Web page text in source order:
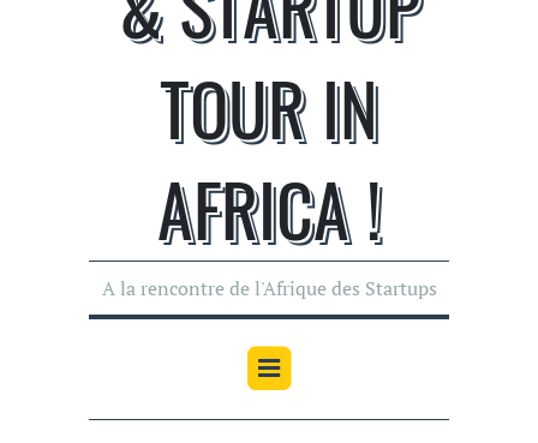
TOUR IN
AFRICA !
A la rencontre de l'Afrique des Startups